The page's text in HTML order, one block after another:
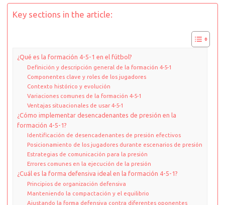
Key sections in the article:
¿Qué es la formación 4-5-1 en el fútbol?
Definición y descripción general de la formación 4-5-1
Componentes clave y roles de los jugadores
Contexto histórico y evolución
Variaciones comunes de la formación 4-5-1
Ventajas situacionales de usar 4-5-1
¿Cómo implementar desencadenantes de presión en la
formación 4-5-1?
Identificación de desencadenantes de presión efectivos
Posicionamiento de los jugadores durante escenarios de presión
Estrategias de comunicación para la presión
Errores comunes en la ejecución de la presión
¿Cuál es la forma defensiva ideal en la formación 4-5-1?
Principios de organización defensiva
Manteniendo la compactación y el equilibrio
Ajustando la forma defensiva contra diferentes oponentes